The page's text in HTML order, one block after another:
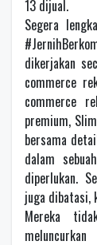
13 dijual.
Segera
dikerjakan
commerce
commerce
premium,
bersama
dalam
diperlukan.
juga dibatasi,
Mereka